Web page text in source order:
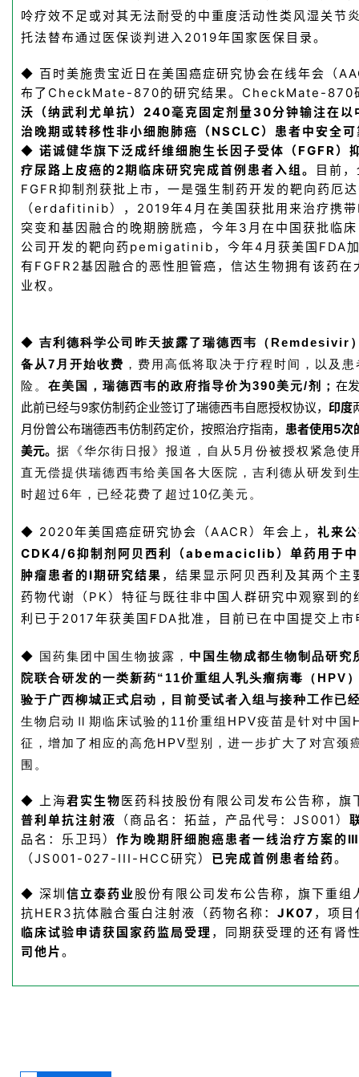
呤疗效不足或对其无法耐受的中重度活动性类风湿关节
托法替布通过医保谈判进入2019年国家医保目录。
◆ 百时美施贵宝近日在美国癌症研究协会在线年会（
布了CheckMate-870的研究结果。CheckMate-870
沃
（纳武利尤单抗）240毫克固定剂量30分钟输注在以
治晚期或转移性非小细胞肺癌（NSCLC）患者中安全
◆ 诺诚健华旗下泛成纤维细胞生长因子受体（FGFR
疗尿路上皮癌的2期临床研究完成首例患者入组。
目前
FGFR抑制剂获批上市，一是强生制药开发的靶向药厄
（erdafitinib），2019年4月在美国获批用来治疗携
突变和基因融合的晚期膀胱癌，今年3月在中国获批临
公司开发的靶向药pemigatinib，今年4月获美国FDA
有FGFR2基因融合的恶性胆管癌，信达生物拥有该药在
业权。
◆ 吉利德科学公司昨天披露了瑞德西韦（Remdesivir
备从7月开始收费 ，费用高低将取决于疗程时间，以及
险。 在美国，瑞德西韦的政府指导价为390美元/剂； 在
此前已经与9家仿制药企业签订了瑞德西韦自愿授权协议， 印度
月份曾公布瑞德西韦仿制药定价，按照治疗指南， 患者使用5次
美元。 据《华尔街日报》报道，自从5月份被授权紧急使
直无偿提供瑞德西韦给美国各大医院，吉利德从研发到
时超过6年，已经花费了超过10亿美元。
◆ 2020年美国癌症研究协会（AACR）年会上， 礼来
CDK4/6抑制剂阿贝西利（abemaciclib）单药用于中
肿瘤患者的Ⅰ期研究结果 ，结果显示阿贝西利及其两个主
药物代谢（PK）特征与既往非中国人群研究中观察到的
利已于2017年获美国FDA批准，目前已在中国提交上市
◆ 国药集团中国生物披露， 中国生物成都生物制品研究
院联合研发的一类新药“11价重组人乳头瘤病毒（ HPV
验于广西柳城正式启动，目前受试者入组与接种工作已
生物启动Ⅱ期临床试验的11价重组HPV疫苗是针对中国
征，增加了相应的高危HPV型别，进一步扩大了对宫颈
围。
◆ 上海君实生物医药科技股份有限公司发布公告称，
普利单抗注射液
（商品名：拓益，产品代号：JS001）
品名：乐卫玛） 作为晚期肝细胞癌患者一线治疗方案的
（JS001-027-III-HCC研究） 已完成首例患者给药。
◆ 深圳信立泰药业 股份有限公司发布公告称，旗下重
抗HER3抗体融合蛋白注射液（药物名称： JK07 ，项
临床试验申请获国家药监局受理 ，同期获受理的还有肾
司他片。